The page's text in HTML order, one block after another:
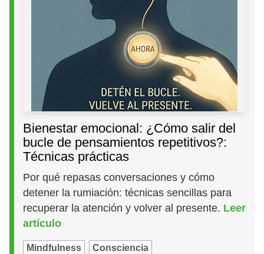
Bienestar emocional: ¿Cómo salir del
bucle de pensamientos repetitivos?:
Técnicas prácticas
Por qué repasas conversaciones y cómo
detener la rumiación: técnicas sencillas para
recuperar la atención y volver al presente. Leer
artículo
Mindfulness Consciencia